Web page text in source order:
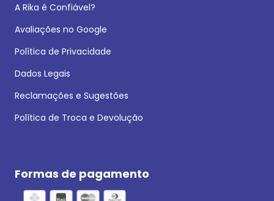
A Rika é Confiável?
Avaliações no Google
Política de Privacidade
Dados Legais
Reclamações e Sugestões
Política de Troca e Devolução
Formas de pagamento